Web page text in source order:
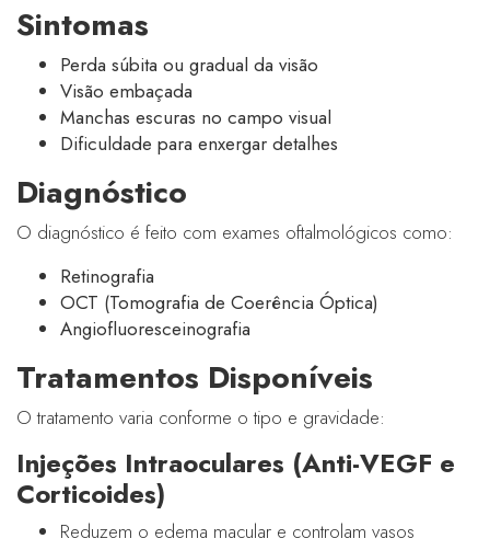
Sintomas
Perda súbita ou gradual da visão
Visão embaçada
Manchas escuras no campo visual
Dificuldade para enxergar detalhes
Diagnóstico
O diagnóstico é feito com exames oftalmológicos como:
Retinografia
OCT (Tomografia de Coerência Óptica)
Angiofluoresceinografia
Tratamentos Disponíveis
O tratamento varia conforme o tipo e gravidade:
Injeções Intraoculares (Anti-VEGF e
Corticoides)
Reduzem o edema macular e controlam vasos